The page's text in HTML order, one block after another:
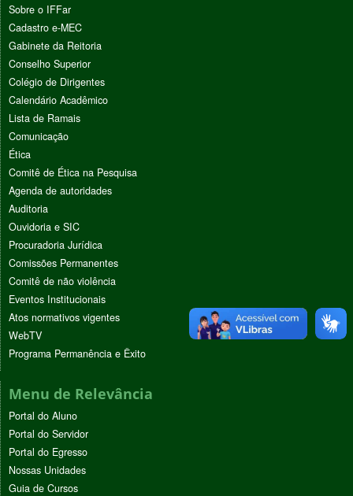
Sobre o IFFar
Cadastro e-MEC
Gabinete da Reitoria
Conselho Superior
Colégio de Dirigentes
Calendário Acadêmico
Lista de Ramais
Comunicação
Ética
Comitê de Ética na Pesquisa
Agenda de autoridades
Auditoria
Ouvidoria e SIC
Procuradoria Jurídica
Comissões Permanentes
Comitê de não violência
Eventos Institucionais
Atos normativos vigentes
WebTV
Programa Permanência e Êxito
Menu de Relevância
Portal do Aluno
Portal do Servidor
Portal do Egresso
Nossas Unidades
Guia de Cursos